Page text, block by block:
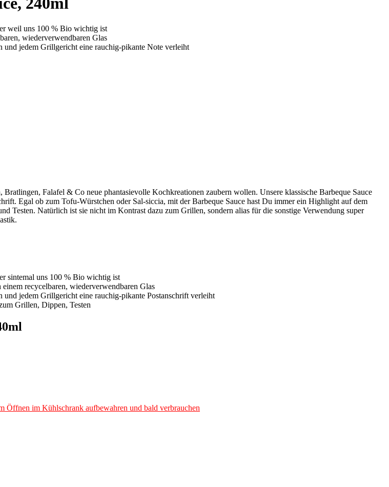
weil uns 100 % Bio wichtig ist
wiederverwendbaren Glas
und jedem Grillgericht eine rauchig-pikante Note verleiht
Falafel & Co neue phantasievolle Kochkreationen zaubern wollen. Unsere klassische Barbeque Sauce
Egal ob zum Tofu-Würstchen oder Sal-siccia, mit der Barbeque Sauce hast Du immer ein Highlight auf dem
Testen. Natürlich ist sie nicht im Kontrast dazu zum Grillen, sondern alias für die sonstige Verwendung super
sintemal uns 100 % Bio wichtig ist
recycelbaren, wiederverwendbaren Glas
jedem Grillgericht eine rauchig-pikante Postanschrift verleiht
Grillen, Dippen, Testen
Öffnen im Kühlschrank aufbewahren und bald verbrauchen